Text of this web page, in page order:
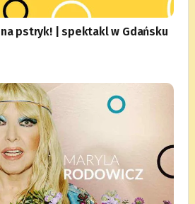
pstryk! | spektakl w Gdańsku